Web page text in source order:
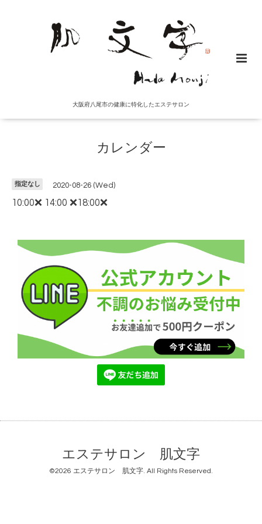
大阪府八尾市の健康に特化したエステサロン
カレンダー
指定なし 2020-08-26 (Wed)
10:00❌ 14:00 ❌18:00❌
エステサロン 肌文字
©2026 エステサロン 肌文字. All Rights Reserved.